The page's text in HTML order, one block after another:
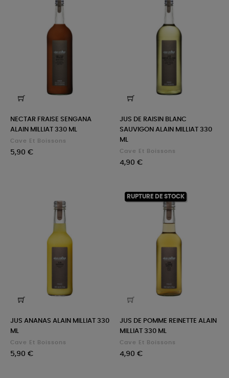
NECTAR FRAISE SENGANA
ALAIN MILLIAT 330 ML
Cave Et Boissons
Prix
5,90 €
JUS DE RAISIN BLANC
SAUVIGON ALAIN MILLIAT 330
ML
Cave Et Boissons
Prix
4,90 €
JUS ANANAS ALAIN MILLIAT 330
ML
Cave Et Boissons
Prix
5,90 €
RUPTURE DE STOCK
JUS DE POMME REINETTE ALAIN
MILLIAT 330 ML
Cave Et Boissons
Prix
4,90 €